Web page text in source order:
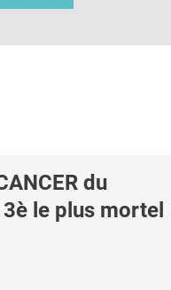
du
le plus mortel